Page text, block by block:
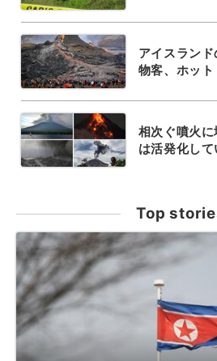
アイスラン
物客、ホッ
相次ぐ噴火
は活発化し
Top